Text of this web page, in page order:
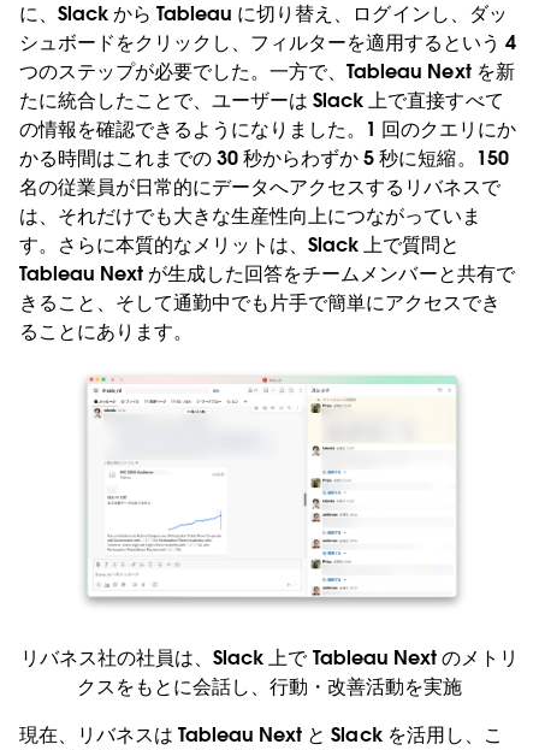
に、Slack から Tableau に切り替え、ログインし、ダッ
シュボードをクリックし、フィルターを適用するという 4
つのステップが必要でした。一方で、Tableau Next を新
たに統合したことで、ユーザーは Slack 上で直接すべて
の情報を確認できるようになりました。1 回のクエリにか
かる時間はこれまでの 30 秒からわずか 5 秒に短縮。150
名の従業員が日常的にデータへアクセスするリバネスで
は、それだけでも大きな生産性向上につながっていま
す。さらに本質的なメリットは、Slack 上で質問と
Tableau Next が生成した回答をチームメンバーと共有で
きること、そして通勤中でも片手で簡単にアクセスでき
ることにあります。
リバネス社の社員は、Slack 上で Tableau Next のメトリ
クスをもとに会話し、行動・改善活動を実施
現在、リバネスは Tableau Next と Slack を活用し、こ